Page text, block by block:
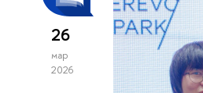
26
мар
2026